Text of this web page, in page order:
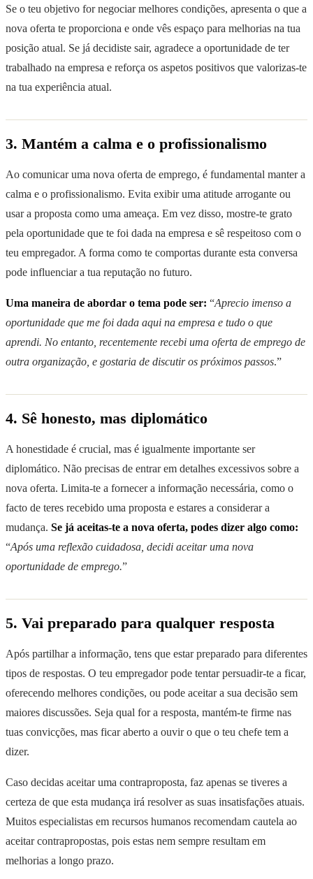
Se o teu objetivo for negociar melhores condições, apresenta o que a
nova oferta te proporciona e onde vês espaço para melhorias na tua
posição atual. Se já decidiste sair, agradece a oportunidade de ter
trabalhado na empresa e reforça os aspetos positivos que valorizas-te
na tua experiência atual.
3. Mantém a calma e o profissionalismo
Ao comunicar uma nova oferta de emprego, é fundamental manter a
calma e o profissionalismo. Evita exibir uma atitude arrogante ou
usar a proposta como uma ameaça. Em vez disso, mostre-te grato
pela oportunidade que te foi dada na empresa e sê respeitoso com o
teu empregador. A forma como te comportas durante esta conversa
pode influenciar a tua reputação no futuro.
Uma maneira de abordar o tema pode ser: “Aprecio imenso a
oportunidade que me foi dada aqui na empresa e tudo o que
aprendi. No entanto, recentemente recebi uma oferta de emprego de
outra organização, e gostaria de discutir os próximos passos.”
4. Sê honesto, mas diplomático
A honestidade é crucial, mas é igualmente importante ser
diplomático. Não precisas de entrar em detalhes excessivos sobre a
nova oferta. Limita-te a fornecer a informação necessária, como o
facto de teres recebido uma proposta e estares a considerar a
mudança. Se já aceitas-te a nova oferta, podes dizer algo como:
“Após uma reflexão cuidadosa, decidi aceitar uma nova
oportunidade de emprego.”
5. Vai preparado para qualquer resposta
Após partilhar a informação, tens que estar preparado para diferentes
tipos de respostas. O teu empregador pode tentar persuadir-te a ficar,
oferecendo melhores condições, ou pode aceitar a sua decisão sem
maiores discussões. Seja qual for a resposta, mantém-te firme nas
tuas convicções, mas ficar aberto a ouvir o que o teu chefe tem a
dizer.
Caso decidas aceitar uma contraproposta, faz apenas se tiveres a
certeza de que esta mudança irá resolver as suas insatisfações atuais.
Muitos especialistas em recursos humanos recomendam cautela ao
aceitar contrapropostas, pois estas nem sempre resultam em
melhorias a longo prazo.